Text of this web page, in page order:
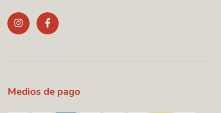
Medios de pago